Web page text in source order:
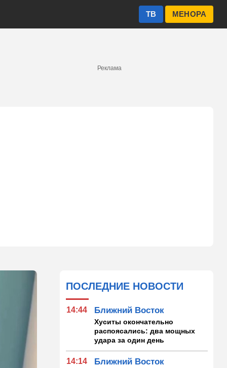
МЕНОРА
ТВ
Реклама
ПОСЛЕДНИЕ НОВОСТИ
14:44 Ближний Восток
Хуситы окончательно
распоясались: два мощных
удара за один день
14:14 Ближний Восток